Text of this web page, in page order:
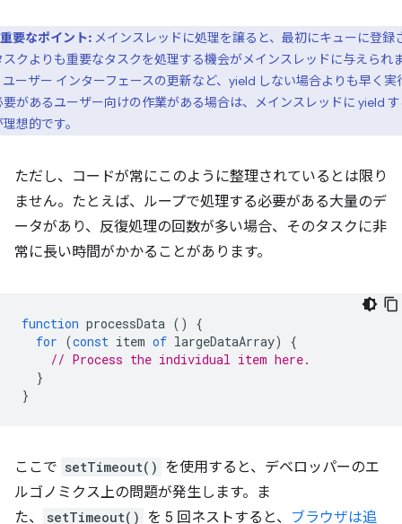
重要なポイント: メインスレッドに処理を譲ると、最初にキューに登録
スクよりも重要なタスクを処理する機会がメインスレッドに与えられ
ユーザー インターフェースの更新など、yield しない場合よりも早く実
要があるユーザー向けの作業がある場合は、メインスレッドに yield
想的です。
ただし、コードが常にこのように整理されているとは限り
ません。たとえば、ループで処理する必要がある大量のデ
ータがあり、反復処理の回数が多い場合、そのタスクに非
常に長い時間がかかることがあります。
function processData ()
{
for (const item of largeDataArray)
{
// Process the individual item here.
}
}
ここで setTimeout() を使用すると、デベロッパーのエ
ルゴノミクス上の問題が発生します。ま
た、
setTimeout() を 5 回ネストすると、 ブラウザは追